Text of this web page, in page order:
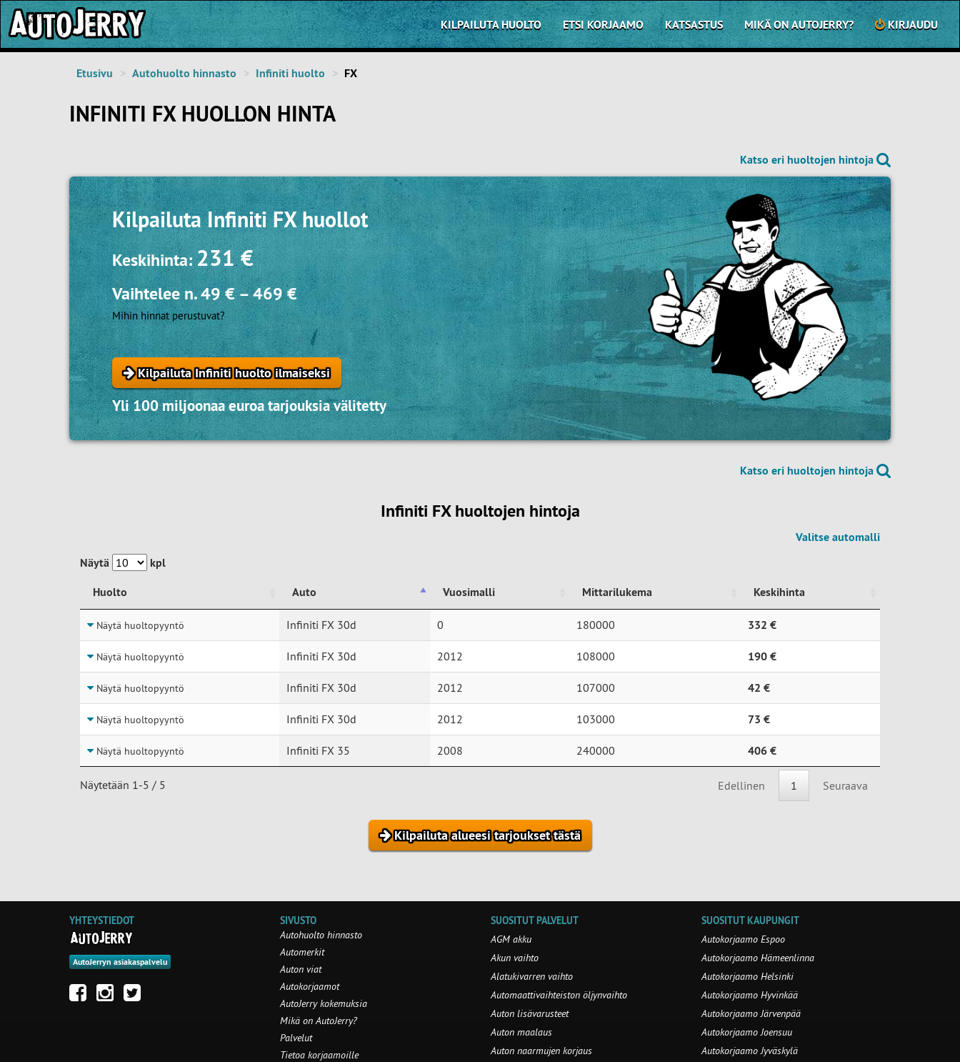
KILPAILUTA HUOLTO ETSI KORJAAMO KATSASTUS MIKÄ ON AUTOJERRY? KIRJAUDU
Etusivu Autohuolto hinnasto Infiniti huolto FX
INFINITI FX HUOLLON HINTA
Katso eri huoltojen hintoja
KilpailutaInfiniti FX huollot
Keskihinta:231 €
Vaihtelee n.49 €–469 €
Mihin hinnat perustuvat?
Kilpailuta Infiniti huolto ilmaiseksi
Yli 100 miljoonaa euroa tarjouksia välitetty
Katso eri huoltojen hintoja
Infiniti FX huoltojen hintoja
Valitse automalli
Näytä
kpl
Huolto
Auto Vuosimalli Mittarilukema
Keskihinta
Huolto
Auto Mittarilukema Keskihinta
Näytä huoltopyyntö Infiniti FX 30d 0 180000 332 €
Näytä huoltopyyntö Infiniti FX 30d 2012 108000 190 €
Näytä huoltopyyntö Infiniti FX 30d 2012 107000 42 €
Näytä huoltopyyntö Infiniti FX 30d 2012 103000 73 €
Näytä huoltopyyntö Infiniti FX 35 2008 240000 406 €
Näytetään 1-5 / 5 Edellinen 1 Seuraava
Kilpailuta alueesi tarjoukset tästä
YHTEYSTIEDOT
AutoJerryn asiakaspalvelu
SIVUSTO
Autohuolto hinnasto
Automerkit
Auton viat
Autokorjaamot
AutoJerry kokemuksia
Mikä on AutoJerry?
Palvelut
Tietoa korjaamoille
SUOSITUT PALVELUT
AGM akku
Akun vaihto
Alatukivarren vaihto
Automaattivaihteiston öljynvaihto
Auton lisävarusteet
Auton maalaus
Auton naarmujen korjaus
SUOSITUT KAUPUNGIT
Autokorjaamo Espoo
Autokorjaamo Hämeenlinna
Autokorjaamo Helsinki
Autokorjaamo Hyvinkää
Autokorjaamo Järvenpää
Autokorjaamo Joensuu
Autokorjaamo Jyväskylä